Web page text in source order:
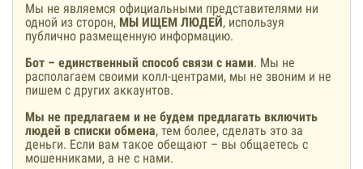
Мы не являемся официальными представителями ни
одной из сторон, МЫ ИЩЕМ ЛЮДЕЙ, используя
публично размещенную информацию.
Бот – единственный способ связи с нами. Мы не
располагаем своими колл-центрами, мы не звоним и не
пишем с других аккаунтов.
Мы не предлагаем и не будем предлагать включить
людей в списки обмена, тем более, сделать это за
деньги. Если вам такое обещают – вы общаетесь с
мошенниками, а не с нами.